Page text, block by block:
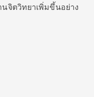
จิตวิทยาเพิ่มขึ้นอย่าง